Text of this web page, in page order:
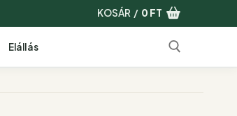
KOSÁR / 0 FT
Elállás